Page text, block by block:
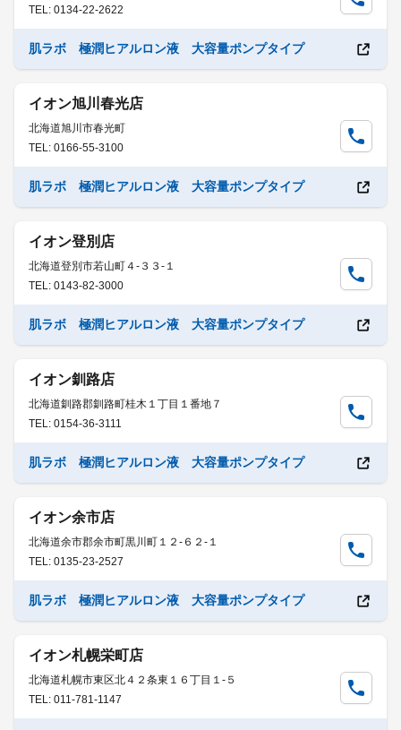
TEL: 0134-22-2622
肌ラボ 極潤ヒアルロン液 大容量ポンプタイプ
イオン旭川春光店
北海道旭川市春光町
TEL: 0166-55-3100
肌ラボ 極潤ヒアルロン液 大容量ポンプタイプ
イオン登別店
北海道登別市若山町４-３３-１
TEL: 0143-82-3000
肌ラボ 極潤ヒアルロン液 大容量ポンプタイプ
イオン釧路店
北海道釧路郡釧路町桂木１丁目１番地７
TEL: 0154-36-3111
肌ラボ 極潤ヒアルロン液 大容量ポンプタイプ
イオン余市店
北海道余市郡余市町黒川町１２-６２-１
TEL: 0135-23-2527
肌ラボ 極潤ヒアルロン液 大容量ポンプタイプ
イオン札幌栄町店
北海道札幌市東区北４２条東１６丁目１-５
TEL: 011-781-1147